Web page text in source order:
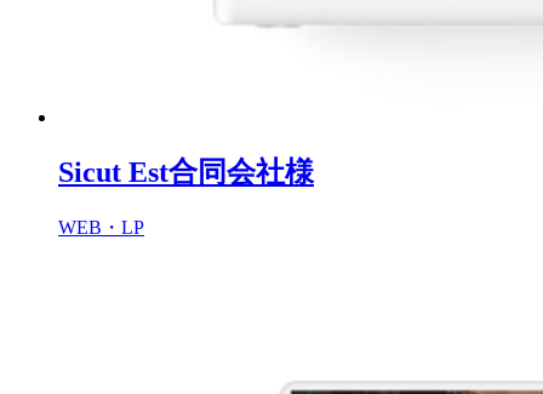
Sicut Est合同会社様
WEB・LP